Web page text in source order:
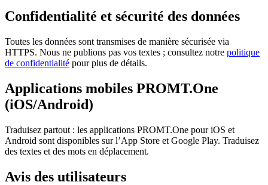
Confidentialité et sécurité des données
Toutes les données sont transmises de manière sécurisée via
HTTPS. Nous ne publions pas vos textes ; consultez notre politique
de confidentialité pour plus de détails.
Applications mobiles PROMT.One
(iOS/Android)
Traduisez partout : les applications PROMT.One pour iOS et
Android sont disponibles sur l’App Store et Google Play. Traduisez
des textes et des mots en déplacement.
Avis des utilisateurs